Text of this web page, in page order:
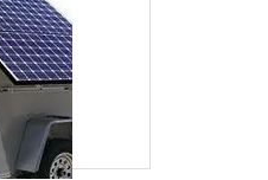
EM
de locação de
oferece
diversos
atender a